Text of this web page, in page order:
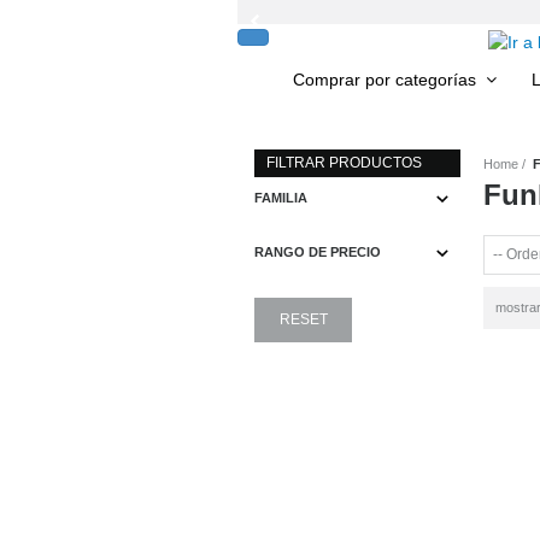
Comprar por categorías
FILTRAR PRODUCTOS
FAMILIA
RANGO DE PRECIO
Home